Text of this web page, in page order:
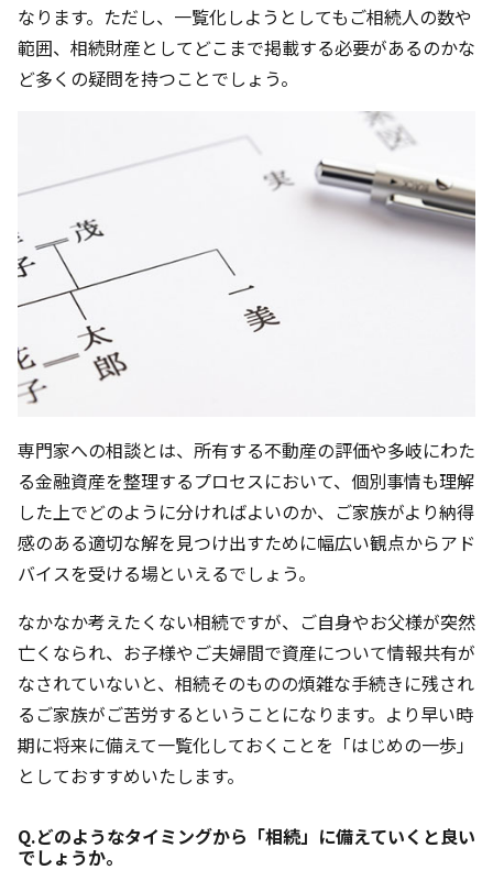
なります。ただし、一覧化しようとしてもご相続人の数や
範囲、相続財産としてどこまで掲載する必要があるのかな
ど多くの疑問を持つことでしょう。
専門家への相談とは、所有する不動産の評価や多岐にわた
る金融資産を整理するプロセスにおいて、個別事情も理解
した上でどのように分ければよいのか、ご家族がより納得
感のある適切な解を見つけ出すために幅広い観点からアド
バイスを受ける場といえるでしょう。
なかなか考えたくない相続ですが、ご自身やお父様が突然
亡くなられ、お子様やご夫婦間で資産について情報共有が
なされていないと、相続そのものの煩雑な手続きに残され
るご家族がご苦労するということになります。より早い時
期に将来に備えて一覧化しておくことを「はじめの一歩」
としておすすめいたします。
Q.どのようなタイミングから「相続」に備えていくと良い
でしょうか。